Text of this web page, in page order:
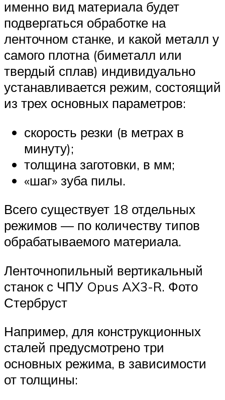
именно вид материала будет
подвергаться обработке на
ленточном станке, и какой металл у
самого плотна (биметалл или
твердый сплав) индивидуально
устанавливается режим, состоящий
из трех основных параметров:
скорость резки (в метрах в
минуту);
толщина заготовки, в мм;
«шаг» зуба пилы.
Всего существует 18 отдельных
режимов — по количеству типов
обрабатываемого материала.
Ленточнопильный вертикальный
станок с ЧПУ Opus AX3-R. Фото
Стербруст
Например, для конструкционных
сталей предусмотрено три
основных режима, в зависимости
от толщины: